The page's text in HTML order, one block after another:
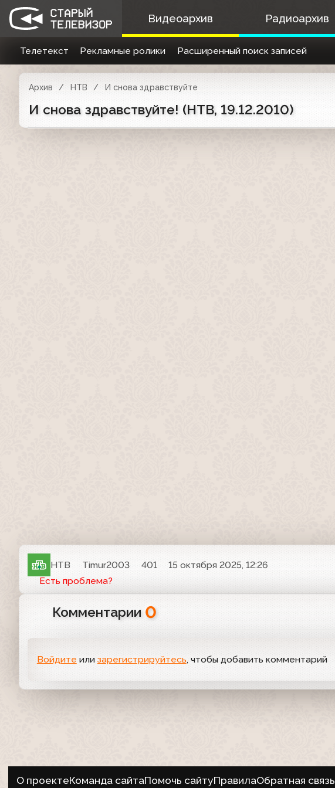
Видеоархив Радиоархив
Телетекст Рекламные ролики Расширенный поиск записей
Архив НТВ И снова здравствуйте
И снова здравствуйте! (НТВ, 19.12.2010)
НТВ Timur2003 401
15 октября 2025, 12:26
Есть проблема?
Комментарии 0
Войдите или зарегистрируйтесь, чтобы добавить комментарий
О проектеКоманда сайтаПомочь сайтуПравилаОбратная связь